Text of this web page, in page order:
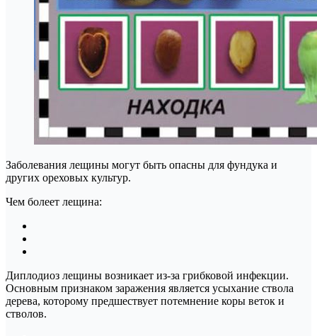
Заболевания лещины могут быть опасны для фундука и
других ореховых культур.
Чем болеет лещина:
Диплодиоз лещины возникает из-за грибковой инфекции.
Основным признаком заражения является усыхание ствола
дерева, которому предшествует потемнение коры веток и
стволов.